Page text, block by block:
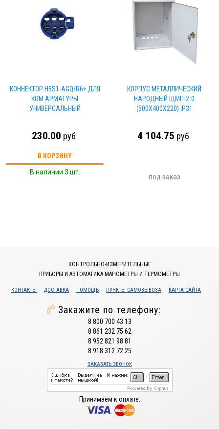
КОННЕКТОР HBS1-AGQ/R6+ ДЛЯ
КОМ.АРМАТУРЫ
УНИВЕРСАЛЬНЫЙ
230.00 руб
В КОРЗИНУ
В наличии 3 шт.
КОРПУС МЕТАЛЛИЧЕСКИЙ
НАРОДНЫЙ ЩМП-2-0
(500Х400Х220) IP31
4 104.75 руб
под заказ
КОНТРОЛЬНО-ИЗМЕРИТЕЛЬНЫЕ
ПРИБОРЫ И АВТОМАТИКА МАНОМЕТРЫ И ТЕРМОМЕТРЫ
КОНТАКТЫ ДОСТАВКА ПОМОЩЬ ПУНКТЫ САМОВЫВОЗА КАРТА САЙТА
Закажите по телефону:
8 800 700 43 13
8 861 232 75 62
8 952 821 98 81
8 918 312 72 25
ЗАКАЗАТЬ ЗВОНОК
Принимаем к оплате: